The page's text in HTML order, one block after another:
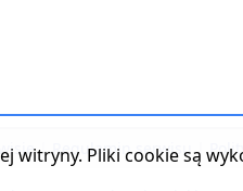
| Regulamin serwisu |
witryny. Pliki cookie są